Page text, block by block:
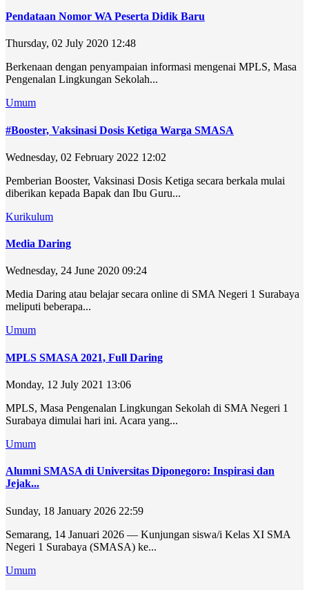
Pendataan Nomor WA Peserta Didik Baru
Thursday, 02 July 2020 12:48
Berkenaan dengan penyampaian informasi mengenai MPLS, Masa
Pengenalan Lingkungan Sekolah...
Umum
#Booster, Vaksinasi Dosis Ketiga Warga SMASA
Wednesday, 02 February 2022 12:02
Pemberian Booster, Vaksinasi Dosis Ketiga secara berkala mulai
diberikan kepada Bapak dan Ibu Guru...
Kurikulum
Media Daring
Wednesday, 24 June 2020 09:24
Media Daring atau belajar secara online di SMA Negeri 1 Surabaya
meliputi beberapa...
Umum
MPLS SMASA 2021, Full Daring
Monday, 12 July 2021 13:06
MPLS, Masa Pengenalan Lingkungan Sekolah di SMA Negeri 1
Surabaya dimulai hari ini. Acara yang...
Umum
Alumni SMASA di Universitas Diponegoro: Inspirasi dan
Jejak...
Sunday, 18 January 2026 22:59
Semarang, 14 Januari 2026 — Kunjungan siswa/i Kelas XI SMA
Negeri 1 Surabaya (SMASA) ke...
Umum